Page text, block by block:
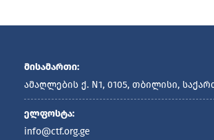
მისამართი:
ამაღლების ქ. N1, 0105, თბილისი,
ელფოსტა:
info@ctf.org.ge